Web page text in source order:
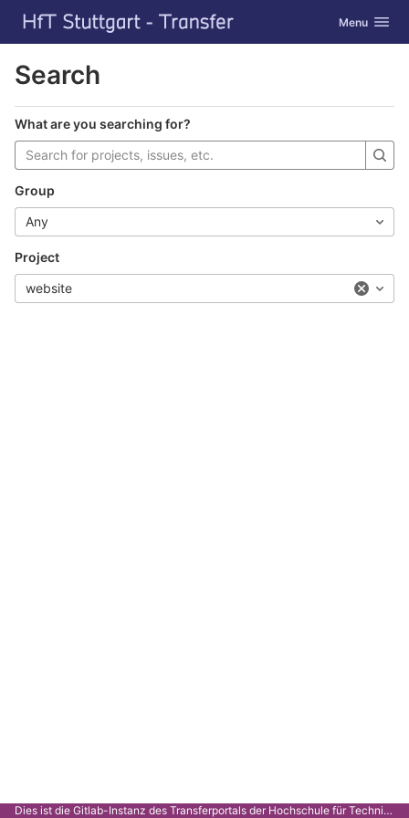
Skip to content
GitLab Toggle
Menu
Search
What are you searching for?
Group
Any
Project
website
Dies ist die Gitlab-Instanz des Transferportals der Hochschule für Technik Stuttgart.